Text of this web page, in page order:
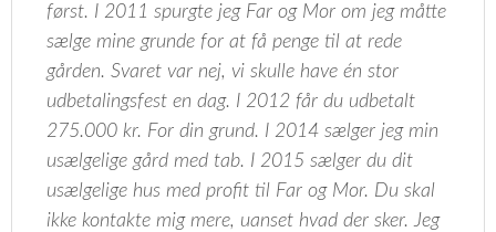
først. I 2011 spurgte jeg Far og Mor om jeg måtte
sælge mine grunde for at få penge til at rede
gården. Svaret var nej, vi skulle have én stor
udbetalingsfest en dag. I 2012 får du udbetalt
275.000 kr. For din grund. I 2014 sælger jeg min
usælgelige gård med tab. I 2015 sælger du dit
usælgelige hus med profit til Far og Mor. Du skal
ikke kontakte mig mere, uanset hvad der sker. Jeg